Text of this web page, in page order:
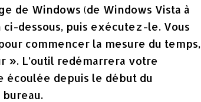
de Windows (de Windows Vista à
dessous, puis exécutez-le. Vous
commencer la mesure du temps,
». L’outil redémarrera votre
écoulée depuis le début du
bureau.